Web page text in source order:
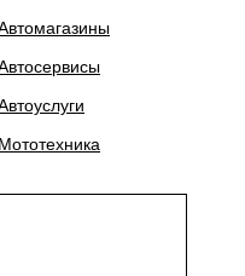
Мототехника